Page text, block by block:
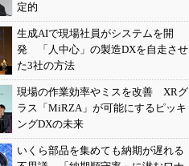
定的
生成AIで現場社員がシステムを開
発 「人中心」の製造DXを自走させ
た3社の方法
現場の作業効率やミスを改善 XRグ
ラス「MiRZA」が可能にするピッキ
ングDXの未来
いくら部品を集めても納期が遅れる